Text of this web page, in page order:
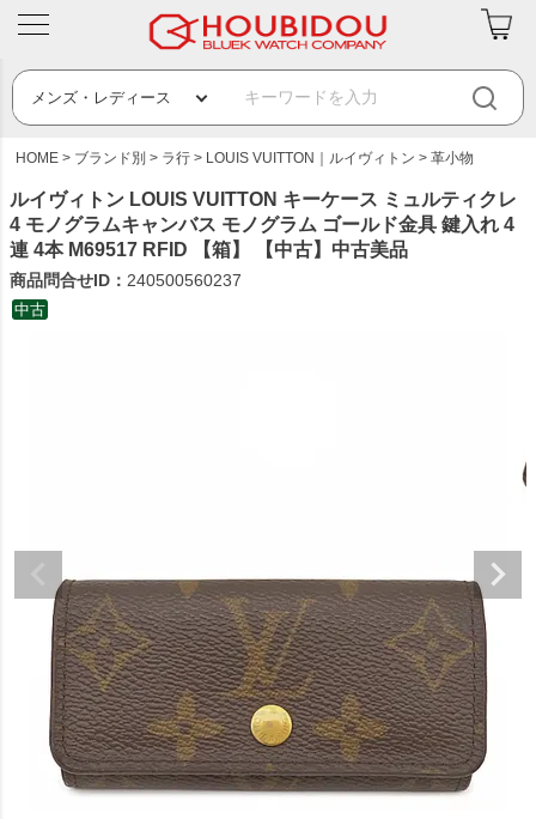
HOME ブランド別 ラ行 LOUIS VUITTON｜ルイヴィトン 革小物
ルイヴィトン LOUIS VUITTON キーケース ミュルティクレ
4 モノグラムキャンバス モノグラム ゴールド金具 鍵入れ 4
連 4本 M69517 RFID 【箱】 【中古】中古美品
商品問合せID： 240500560237
中古